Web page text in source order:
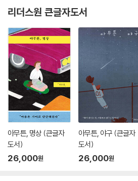
리더스원 큰글자도서
아무튼, 명상 (큰글자
도서)
26,000원
아무튼, 야구 (큰글자
도서)
26,000원